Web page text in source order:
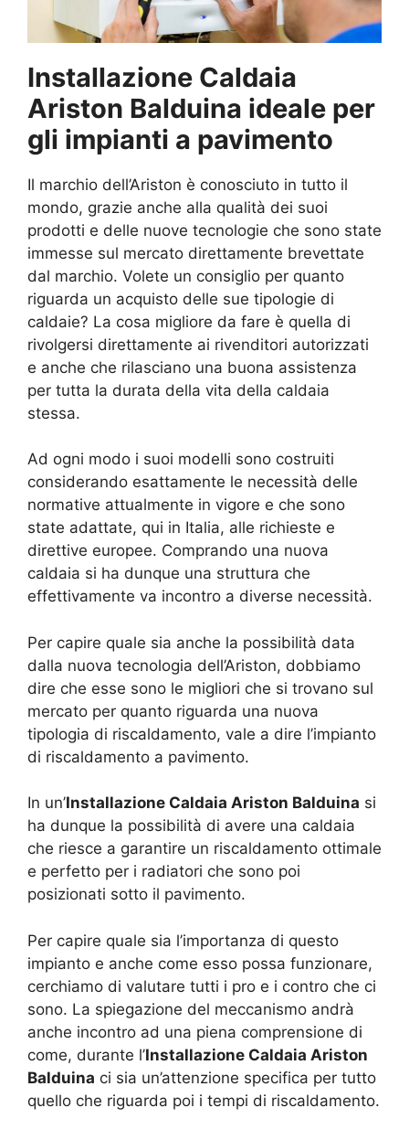
Installazione Caldaia
Ariston Balduina ideale per
gli impianti a pavimento
Il marchio dell’Ariston è conosciuto in tutto il
mondo, grazie anche alla qualità dei suoi
prodotti e delle nuove tecnologie che sono state
immesse sul mercato direttamente brevettate
dal marchio. Volete un consiglio per quanto
riguarda un acquisto delle sue tipologie di
caldaie? La cosa migliore da fare è quella di
rivolgersi direttamente ai rivenditori autorizzati
e anche che rilasciano una buona assistenza
per tutta la durata della vita della caldaia
stessa.
Ad ogni modo i suoi modelli sono costruiti
considerando esattamente le necessità delle
normative attualmente in vigore e che sono
state adattate, qui in Italia, alle richieste e
direttive europee. Comprando una nuova
caldaia si ha dunque una struttura che
effettivamente va incontro a diverse necessità.
Per capire quale sia anche la possibilità data
dalla nuova tecnologia dell’Ariston, dobbiamo
dire che esse sono le migliori che si trovano sul
mercato per quanto riguarda una nuova
tipologia di riscaldamento, vale a dire l’impianto
di riscaldamento a pavimento.
In un’Installazione Caldaia Ariston Balduina si
ha dunque la possibilità di avere una caldaia
che riesce a garantire un riscaldamento ottimale
e perfetto per i radiatori che sono poi
posizionati sotto il pavimento.
Per capire quale sia l’importanza di questo
impianto e anche come esso possa funzionare,
cerchiamo di valutare tutti i pro e i contro che ci
sono. La spiegazione del meccanismo andrà
anche incontro ad una piena comprensione di
come, durante l’Installazione Caldaia Ariston
Balduina ci sia un’attenzione specifica per tutto
quello che riguarda poi i tempi di riscaldamento.